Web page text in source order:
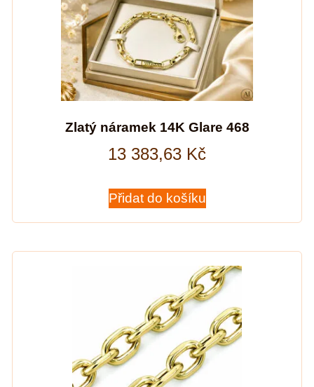
Zlatý náramek 14K Glare 468
13 383,63 Kč
Přidat do košíku